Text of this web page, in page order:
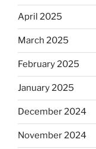
April 2025
March 2025
February 2025
January 2025
December 2024
November 2024